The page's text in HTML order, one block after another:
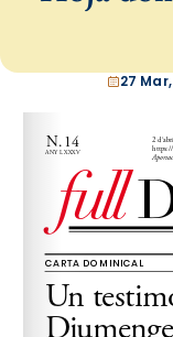
27